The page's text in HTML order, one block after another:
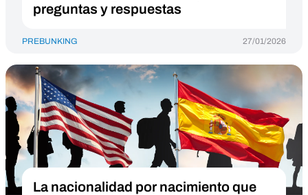
preguntas y respuestas
PREBUNKING 27/01/2026
La nacionalidad por nacimiento que